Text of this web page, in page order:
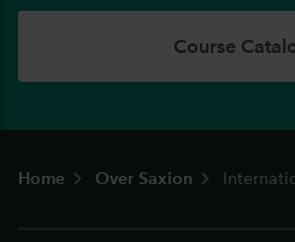
Course
Home Over Saxion